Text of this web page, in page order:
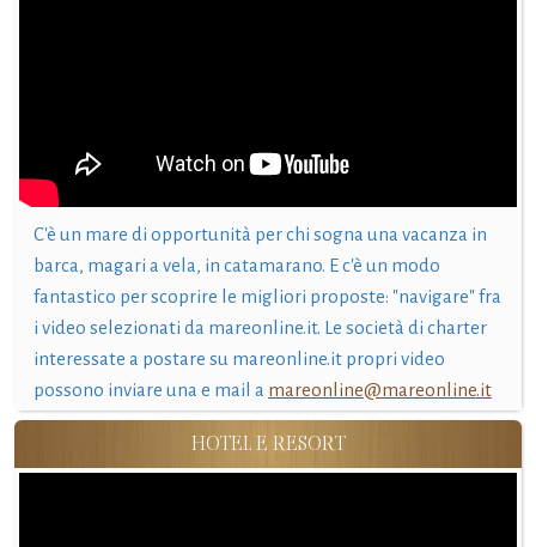
C'è un mare di opportunità per chi sogna una vacanza in
barca, magari a vela, in catamarano. E c'è un modo
fantastico per scoprire le migliori proposte: "navigare" fra
i video selezionati da mareonline.it. Le società di charter
interessate a postare su mareonline.it propri video
possono inviare una e mail a mareonline@mareonline.it
HOTEL E RESORT